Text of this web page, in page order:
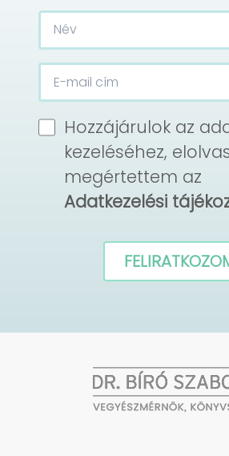
Hozzájárulok az
kezeléséhez,
megértettem az
Adatkezelési